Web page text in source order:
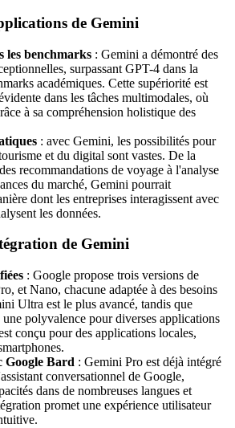
de Gemini
les benchmarks : Gemini a démontré des
surpassant GPT-4 dans la
académiques. Cette supériorité est
dans les tâches multimodales, où
à sa compréhension holistique des
: avec Gemini, les possibilités pour
et du digital sont vastes. De la
recommandations de voyage à l'analyse
du marché, Gemini pourrait
dont les entreprises interagissent avec
les données.
de Gemini
: Google propose trois versions de
et Nano, chacune adaptée à des besoins
Ultra est le plus avancé, tandis que
polyvalence pour diverses applications
conçu pour des applications locales,
Google Bard : Gemini Pro est déjà intégré
conversationnel de Google,
dans de nombreuses langues et
promet une expérience utilisateur